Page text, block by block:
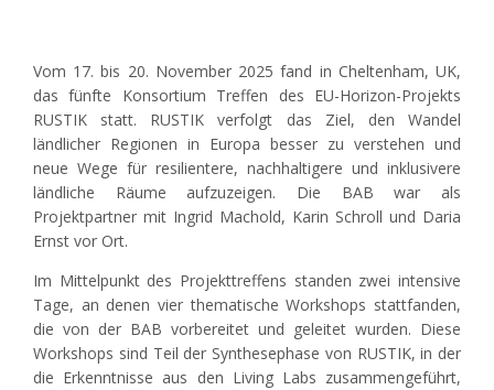
Vom 17. bis 20. November 2025 fand in Cheltenham, UK,
das fünfte Konsortium Treffen des EU-Horizon-Projekts
RUSTIK statt. RUSTIK verfolgt das Ziel, den Wandel
ländlicher Regionen in Europa besser zu verstehen und
neue Wege für resilientere, nachhaltigere und inklusivere
ländliche Räume aufzuzeigen. Die BAB war als
Projektpartner mit Ingrid Machold, Karin Schroll und Daria
Ernst vor Ort.
Im Mittelpunkt des Projekttreffens standen zwei intensive
Tage, an denen vier thematische Workshops stattfanden,
die von der BAB vorbereitet und geleitet wurden. Diese
Workshops sind Teil der Synthesephase von RUSTIK, in der
die Erkenntnisse aus den Living Labs zusammengeführt,